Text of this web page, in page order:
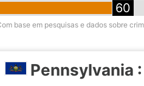
60
base em pesquisas e dados sobre
Pennsylvania